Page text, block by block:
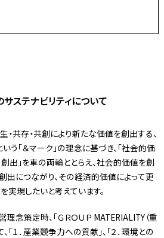
ステナビリティについて
・共存・共創により新たな価値を創出する、
う「＆マーク」の理念に基づき、「社会的価
出」を車の両輪ととらえ、社会的価値を創
出につながり、その経済的価値によって更
現したいと考えています。
念策定時、「ＧＲＯＵＰ MATERIALITY（重
「１．産業競争力への貢献」、「２．環境との